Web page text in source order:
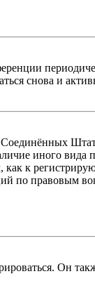
снова и
иного вида
к
по правовым
Он